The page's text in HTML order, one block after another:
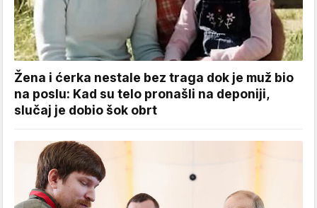
Žena i ćerka nestale bez traga dok je muž bio
na poslu: Kad su telo pronašli na deponiji,
slučaj je dobio šok obrt